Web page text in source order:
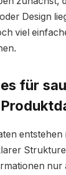
Design
viel
für
entstehen
nur